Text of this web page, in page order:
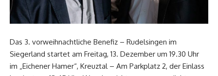
Das 3. vorweihnachtliche Benefiz – Rudelsingen im
Siegerland startet am Freitag, 13. Dezember um 19.30 Uhr
im „Eichener Hamer“, Kreuztal – Am Parkplatz 2, der Einlass